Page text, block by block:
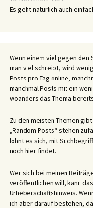
Es geht natürlich auch
Wenn einem viel gegen den
man viel schreibt, wird
Posts pro Tag online,
manchmal Posts mit ein
woanders das Thema
Zu den meisten Themen
„Random Posts“ stehen
lohnt es sich, mit
noch hier findet.
Wer sich bei meinen
veröffentlichen will, kann
Urheberschaftshinweis.
ich aber darauf bestehen,